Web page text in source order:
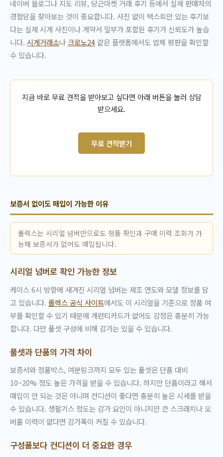
네이버 블로그나 지도 리뷰, 당근마켓 거래 후기 등에서 실제 판매자의
경험담을 찾아보는 것이 중요합니다. 사진 없이 텍스트만 있는 후기보
다는 실제 시계 사진이나 계약서 일부가 포함된 후기가 신뢰도가 높습
니다. 시계거래소나 크로노24 같은 플랫폼에서도 업체 평판을 확인할
수 있습니다.
지금 바로 무료 견적을 받아보고 싶다면 아래 버튼을 눌러 상담
받으세요.
무료 견적받기
보증서 없이도 매입이 가능한 이유
롤렉스는 시리얼 넘버만으로도 정품 확인과 구매 이력 조회가 가
능해 보증서가 없어도 매입됩니다.
시리얼 넘버로 확인 가능한 정보
케이스 6시 방향에 새겨진 시리얼 넘버는 제조 연도와 모델 정보를 담
고 있습니다. 롤렉스 공식 사이트에서도 이 시리얼을 기준으로 정품 여
부를 확인할 수 있기 때문에 개런티카드가 없어도 감정은 충분히 가능
합니다. 다만 풀셋 구성에 비해 감가는 있을 수 있습니다.
풀셋과 단품의 가격 차이
보증서와 정품박스, 여분링크까지 모두 있는 풀셋은 단품 대비
10~20% 정도 높은 가격을 받을 수 있습니다. 하지만 단품이라고 해서
매입이 안 되는 것은 아니며 컨디션이 좋다면 충분히 높은 시세를 받을
수 있습니다. 생활기스 정도는 감가 요인이 아니지만 큰 스크래치나 오
버홀 이력이 없다면 감가폭이 커질 수 있습니다.
구성품보다 컨디션이 더 중요한 경우